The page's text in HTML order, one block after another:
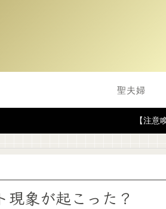
聖夫婦
【注
現象が起こった？